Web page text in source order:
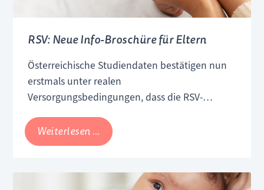
RSV: Neue Info-Broschüre für Eltern
Österreichische Studiendaten bestätigen nun
erstmals unter realen
Versorgungsbedingungen, dass die RSV-
wirksam vor schweren Verläufen schützt.
Weiterlesen … RSV:
Neue
Broschüre